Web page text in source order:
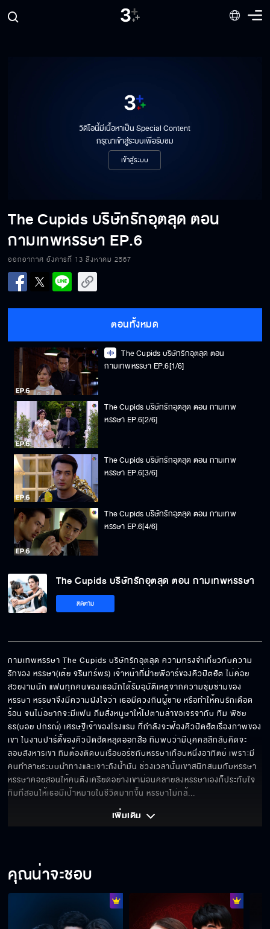
วิดีโอนี้มีเนื้อหาเป็น Special Content
กรุณาเข้าสู่ระบบเพื่อรับชม
เข้าสู่ระบบ
The Cupids บริษัทรักอุตลุด ตอน
กามเทพหรรษา EP.6
ออกอากาศ อังคารที่ 13 สิงหาคม 2567
ตอนทั้งหมด
The Cupids บริษัทรักอุตลุด ตอน
กามเทพหรรษา EP.6[1/6]
The Cupids บริษัทรักอุตลุด ตอน กามเทพ
หรรษา EP.6[2/6]
The Cupids บริษัทรักอุตลุด ตอน กามเทพ
หรรษา EP.6[3/6]
The Cupids บริษัทรักอุตลุด ตอน กามเทพ
หรรษา EP.6[4/6]
หรรษา EP.6[5/6]
The Cupids บริษัทรักอุตลุด ตอน กามเทพหรรษา
ติดตาม
กามเทพหรรษา The Cupids บริษัทรักอุตลุด ความทรงจำเกี่ยวกับความ
รักของ หรรษา(เต้ย จรินทร์พร) เจ้าหน้าที่ฝ่ายพีอาร์ของคิวปิตฮัต ไม่ค่อย
สวยงามนัก แฟนทุกคนของเธอมักได้รับอุบัติเหตุจากความซุ่มซ่ามของ
หรรษา หรรษาจึงมีความฝังใจว่า เธอมีดวงกินผู้ชาย หรือทำให้คนรักเดือด
ร้อน จนไม่อยากจะมีแฟน ภีมสั่งหนูษาให้ไปตามล่าขอเจรจากับ ทิม พิชย
ธร(บอย ปกรณ์) เศรษฐีเจ้าของโรงแรม ที่กำลังจะฟ้องคิวปิดฮัตเรื่องภาพของ
เขา ในงานปาร์ตี้ของคิวปิดฮัตหลุดออกสื่อ ทิมพบว่ามีบุคคลลึกลับคิดจะ
ลอบสังหารเขา ทิมต้องติดบนเรือยอร์ชกับหรรษาเกือบหนึ่งอาทิตย์ เพราะมี
คนทำลายระบบนำทางและเจาะถังน้ำมัน ช่วงเวลานั้นเขาสนิทสนมกับหรรษา
หรรษาคอยสอนให้คนตึงเครียดอย่างเขาผ่อนคลายลงหรรษาเองก็ประทับใจ
ทิมที่สอนให้เธอมีเป้าหมายในชีวิตมากขึ้น หรรษาไม่กล้...
เพิ่มเติม
คุณน่าจะชอบ